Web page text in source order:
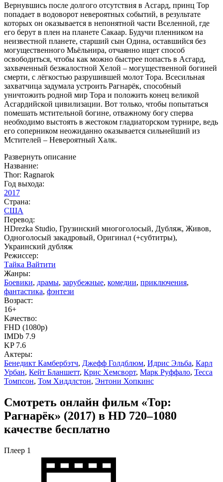
Вернувшись после долгого отсутствия в Асгард, принц Тор
попадает в водоворот невероятных событий, в результате
которых он оказывается в непонятной части Вселенной, где
его берут в плен на планете Сакаар. Будучи пленником на
неизвестной планете, старший сын Одина, оставшийся без
могущественного Мьёльнира, отчаянно ищет способ
освободиться, чтобы как можно быстрее попасть в Асгард,
захваченный безжалостной Хелой – могущественной богиней
смерти, с лёгкостью разрушившей молот Тора. Всесильная
захватчица задумала устроить Рагнарёк, способный
уничтожить родной мир Тора и положить конец великой
Асгардийской цивилизации. Вот только, чтобы попытаться
помешать мстительной богине, отважному богу сперва
необходимо выстоять в жестоком гладиаторском турнире, ведь
его соперником неожиданно оказывается сильнейший из
Мстителей – Невероятный Халк.
Развернуть описание
Название:
Thor: Ragnarok
Год выхода:
2017
Страна:
США
Перевод:
HDrezka Studio, Грузинский многоголосый, Дубляж, Живов,
Одноголосый закадровый, Оригинал (+субтитры),
Украинский дубляж
Режиссер:
Тайка Вайтити
Жанры:
Боевики, драмы, зарубежные, комедии, приключения,
фантастика, фэнтези
Возраст:
16+
Качество:
FHD (1080p)
IMDb 7.9
KP 7.6
Актеры:
Бенедикт Камбербэтч, Джефф Голдблюм, Идрис Эльба, Карл
Урбан, Кейт Бланшетт, Крис Хемсворт, Марк Руффало, Тесса
Томпсон, Том Хиддлстон, Энтони Хопкинс
Смотреть онлайн фильм «Тор:
Рагнарёк» (2017) в HD 720–1080
качестве бесплатно
Плеер 1